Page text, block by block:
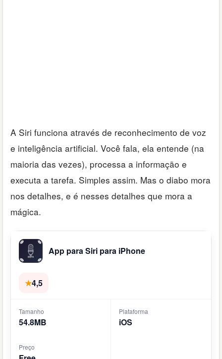
A Siri funciona através de reconhecimento de voz
e inteligência artificial. Você fala, ela entende (na
maioria das vezes), processa a informação e
executa a tarefa. Simples assim. Mas o diabo mora
nos detalhes, e é nesses detalhes que mora a
mágica.
App para Siri para iPhone
★4,5
Tamanho
54.8MB
Plataforma
iOS
Preço